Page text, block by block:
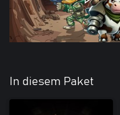
In diesem Paket